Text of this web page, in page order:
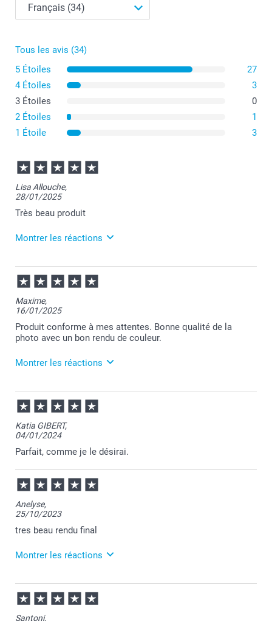
Tous les avis (34)
5 Étoiles
27
4 Étoiles
3
3 Étoiles
0
2 Étoiles
1
1 Étoile
3
Lisa Allouche,
28/01/2025
Très beau produit
Montrer les réactions
11/03/2025
12:22
Bonjour Lisa,
Je suis ravie de savoir que votre produit vous
apporte satisfaction :-)
Bien à vous,
Maxime,
16/01/2025
Produit conforme à mes attentes. Bonne qualité de la
photo avec un bon rendu de couleur.
Montrer les réactions
12/03/2025
09:37
Merci Maxime pour cette évaluation positive et de
nous avoir partagé votre ressenti!
Celui-ci ne fait que renforcer notre conviction qu'il
est essentiel de prendre soin de la qualité de nos
produits :-)
Nous espérons avoir le plaisir de vous donner
encore satisfaction tout prochainement !
Revenez nous voir bientôt.
Cordialement,
Katia GIBERT,
04/01/2024
Parfait, comme je le désirai.
Anelyse,
25/10/2023
tres beau rendu final
Montrer les réactions
25/10/2023
11:19
Merci Anelyse pour ce chouette commentaire!
Santoni,